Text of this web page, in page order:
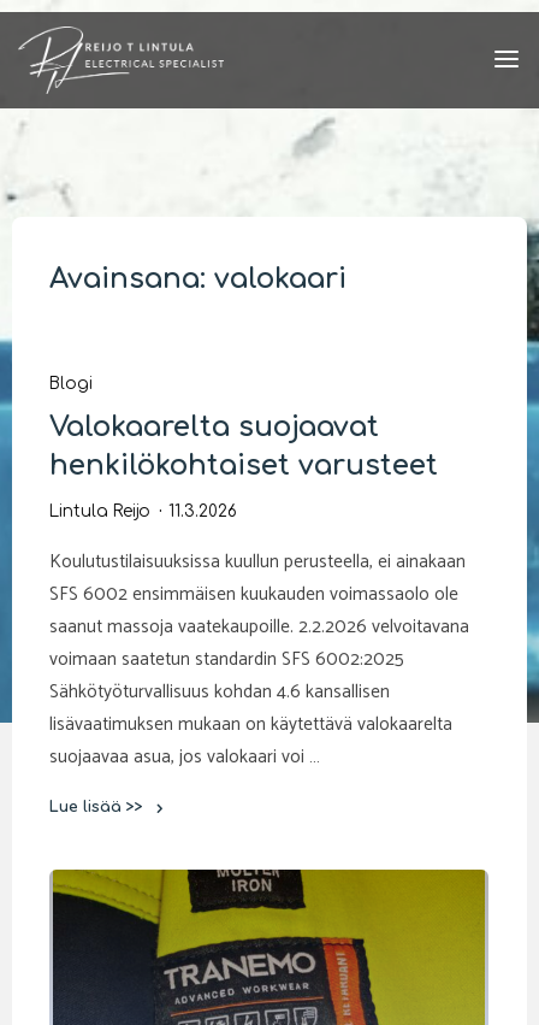
Skip
content
Avainsana: valokaari
Blogi
Valokaarelta suojaavat
henkilökohtaiset varusteet
Lintula Reijo 11.3.2026
Koulutustilaisuuksissa kuullun perusteella, ei ainakaan
SFS 6002 ensimmäisen kuukauden voimassaolo ole
saanut massoja vaatekaupoille. 2.2.2026 velvoitavana
voimaan saatetun standardin SFS 6002:2025
Sähkötyöturvallisuus kohdan 4.6 kansallisen
lisävaatimuksen mukaan on käytettävä valokaarelta
suojaavaa asua, jos valokaari voi …
Lue lisää >>
suojaavat
henkilökohtaiset